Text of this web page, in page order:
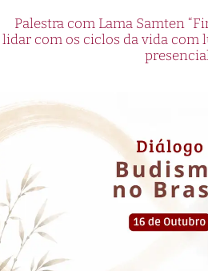
Palestra com Lama Samten
lidar com os ciclos da vida com